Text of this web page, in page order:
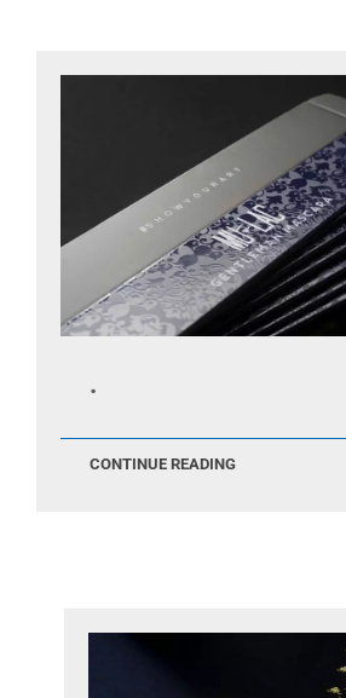
.
CONTINUE READING